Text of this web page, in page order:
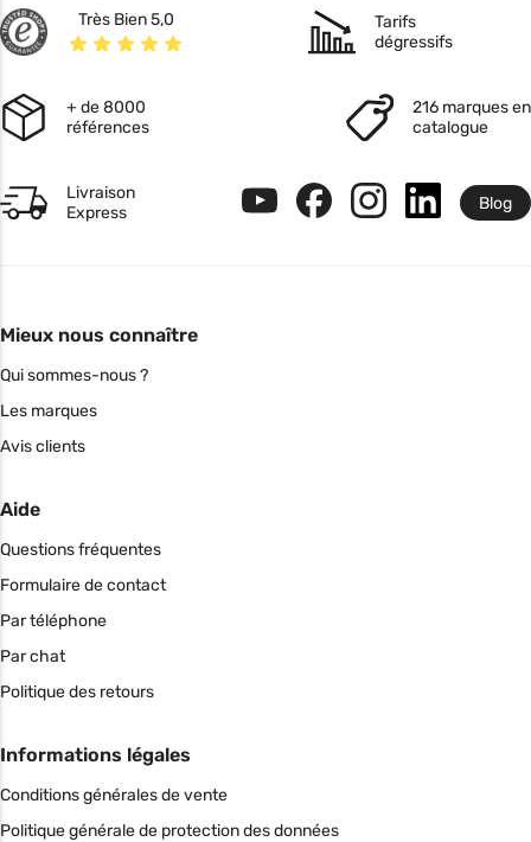
Très Bien 5,0
Tarifs
dégressifs
+ de 8000
références
216 marques en
catalogue
Livraison
Express
Blog
Mieux nous connaître
Qui sommes-nous ?
Les marques
Avis clients
Aide
Questions fréquentes
Formulaire de contact
Par téléphone
Par chat
Politique des retours
Informations légales
Conditions générales de vente
Politique générale de protection des données